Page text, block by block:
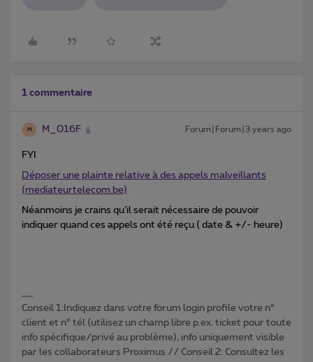
1 commentaire
M M_016F Forum|Forum|3 years ago
FYI
Déposer une plainte relative à des appels malveillants
(mediateurtelecom.be)
Néanmoins je crains qu’il serait nécessaire de pouvoir
indiquer quand ces appels ont été reçu ( date & +/- heure)
Conseil 1:Indiquez dans votre forum login profile votre n°
client et n° tél (utilisez un champ libre p.ex. ticket pour toute
info spécifique/privé au problème), info uniquement visible
par les collaborateurs Proximus // Conseil 2: Consultez les